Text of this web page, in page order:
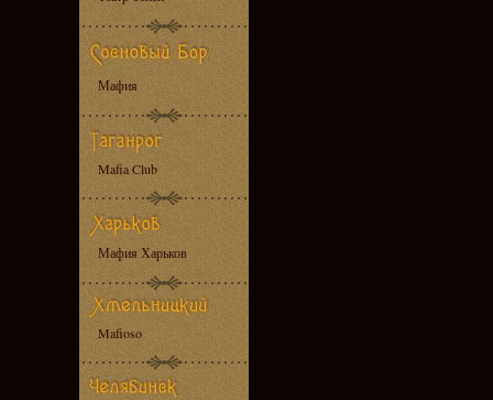
Мафия
Mafia Club
Мафия Харьков
Mafioso